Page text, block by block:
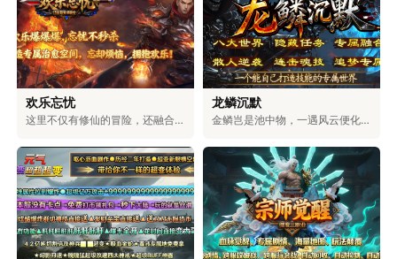
欢乐忘忧
这里不仅有修仙的冒险，还融合了浪漫的爱情、激烈的权谋和对无上大道的追求。在这里，可以和仙盟的伙伴们一起探索神秘的地方，和命中注定的道侣一起修炼。可以体验到用剑斩断天空的畅快，也能感受到和爱人相互陪伴的温暖。可以选择成为三界中最有权力的人，也可以和道侣一起自由自在地生活。你的仙侠人生，由你自己决定。
龙鳞沉默
金鳞岂是池中物，一遇风云便化龙！踏入龙族专属的世界，你将拥有龙牙的锋利，能刺穿一切罪恶；龙角的傲然，可蔑视一切敌人；龙爪的强劲，能撕破一切阻碍；龙眸的凝视，可看穿一切虚伪；龙血的燃烧，能燃尽一切黑暗；龙怒的嘶吼，可震碎一切魔障；龙鳞的威严，彰显着顺我者生、逆我者亡的绝对霸气！少年，拿起护龙之刃，守护龙之圣地，捍卫龙族荣耀，守护整片大陆！